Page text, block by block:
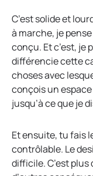
C’est solide et
à marche, je
conçu. Et c’est, je
différencie cette
choses avec
conçois un
jusqu’à ce que je
Et ensuite, tu fais
contrôlable. Le
difficile. C’est plus